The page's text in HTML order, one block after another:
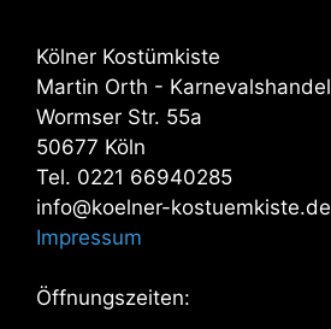
Kölner Kostümkiste
Martin Orth - Karnevalshandel
Wormser Str. 55a
50677 Köln
Tel. 0221 66940285
info@koelner-kostuemkiste.de
Impressum
Öffnungszeiten: